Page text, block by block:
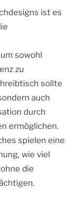
ist es
sowohl
zu
sollte
auch
durch
ermöglichen.
spielen eine
wie viel
die